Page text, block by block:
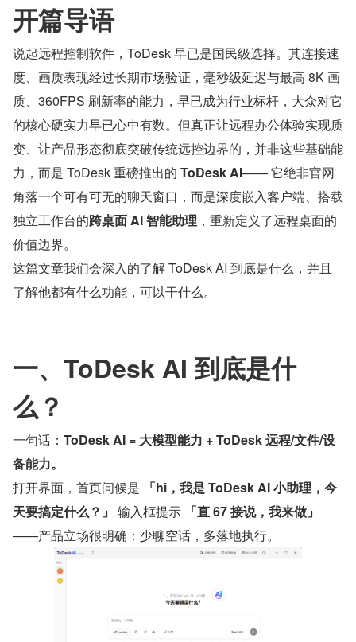
开篇导语
说起远程控制软件，ToDesk 早已是国民级选择。其连接速
度、画质表现经过长期市场验证，毫秒级延迟与最高 8K 画
质、360FPS 刷新率的能力，早已成为行业标杆，大众对它
的核心硬实力早已心中有数。但真正让远程办公体验实现质
变、让产品形态彻底突破传统远控边界的，并非这些基础能
力，而是 ToDesk 重磅推出的 ToDesk AI—— 它绝非官网
角落一个可有可无的聊天窗口，而是深度嵌入客户端、搭载
独立工作台的跨桌面 AI 智能助理 ，重新定义了远程桌面的
价值边界。
这篇文章我们会深入的了解 ToDesk AI 到底是什么，并且
了解他都有什么功能，可以干什么。
一、ToDesk AI 到底是什
么？
一句话： ToDesk AI = 大模型能力 + ToDesk 远程/文件/设
备能力。
打开界面，首页问候是
「hi，我是 ToDesk AI 小助理，今
天要搞定什么？」 输入框提示 「直 67 接说，我来做」
——产品立场很明确：少聊空话，多落地执行。